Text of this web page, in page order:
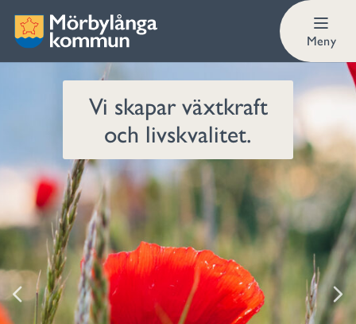
Meny
Vi skapar växtkraft
och livskvalitet.